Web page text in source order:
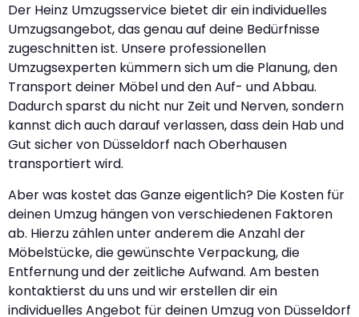
Der Heinz Umzugsservice bietet dir ein individuelles
Umzugsangebot, das genau auf deine Bedürfnisse
zugeschnitten ist. Unsere professionellen
Umzugsexperten kümmern sich um die Planung, den
Transport deiner Möbel und den Auf- und Abbau.
Dadurch sparst du nicht nur Zeit und Nerven, sondern
kannst dich auch darauf verlassen, dass dein Hab und
Gut sicher von Düsseldorf nach Oberhausen
transportiert wird.
Aber was kostet das Ganze eigentlich? Die Kosten für
deinen Umzug hängen von verschiedenen Faktoren
ab. Hierzu zählen unter anderem die Anzahl der
Möbelstücke, die gewünschte Verpackung, die
Entfernung und der zeitliche Aufwand. Am besten
kontaktierst du uns und wir erstellen dir ein
individuelles Angebot für deinen Umzug von Düsseldorf